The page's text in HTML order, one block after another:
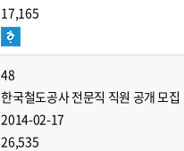
17,165
48
한국철도공사 전문직 직원 공개 모집
2014-02-17
26,535